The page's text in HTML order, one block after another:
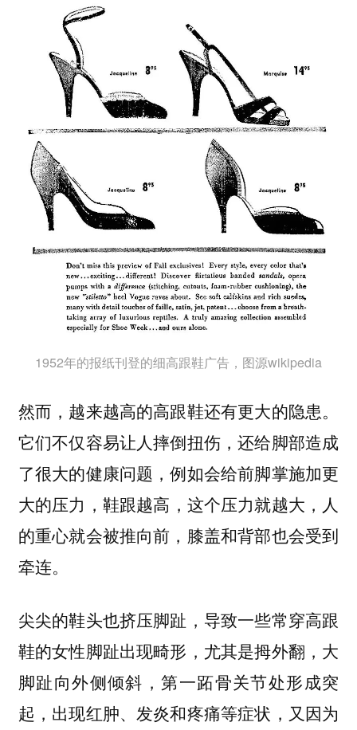
1952年的报纸刊登的细高跟鞋广告，图源wikipedia
然而，越来越高的高跟鞋还有更大的隐患。
它们不仅容易让人摔倒扭伤，还给脚部造成
了很大的健康问题，例如会给前脚掌施加更
大的压力 ，鞋跟越高，这个压力就越大，人
的重心就会被推向前，膝盖和背部也会受到
牵连。
尖尖的鞋头也挤压脚趾，导致一些常穿高跟
鞋的女性脚趾出现畸形，尤其是拇外翻，大
脚趾向外侧倾斜，第一跖骨关节处形成突
起，出现红肿、发炎和疼痛等症状，又因为